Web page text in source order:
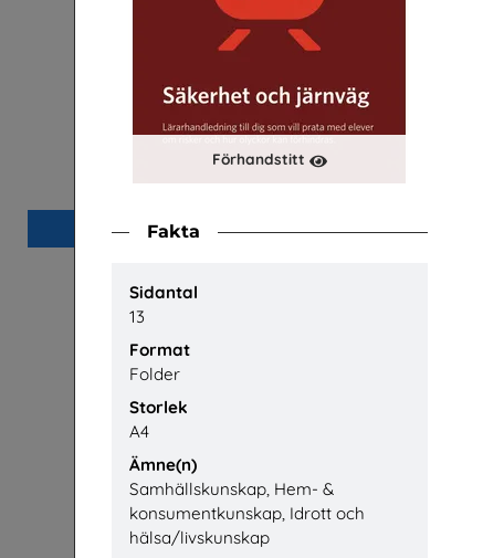
Förhandstitt
Fakta
Sidantal
13
Format
Folder
Storlek
A4
Ämne(n)
Samhällskunskap, Hem- &
konsumentkunskap, Idrott och
hälsa/livskunskap
Arbetsmiljö
Beställ 0kr